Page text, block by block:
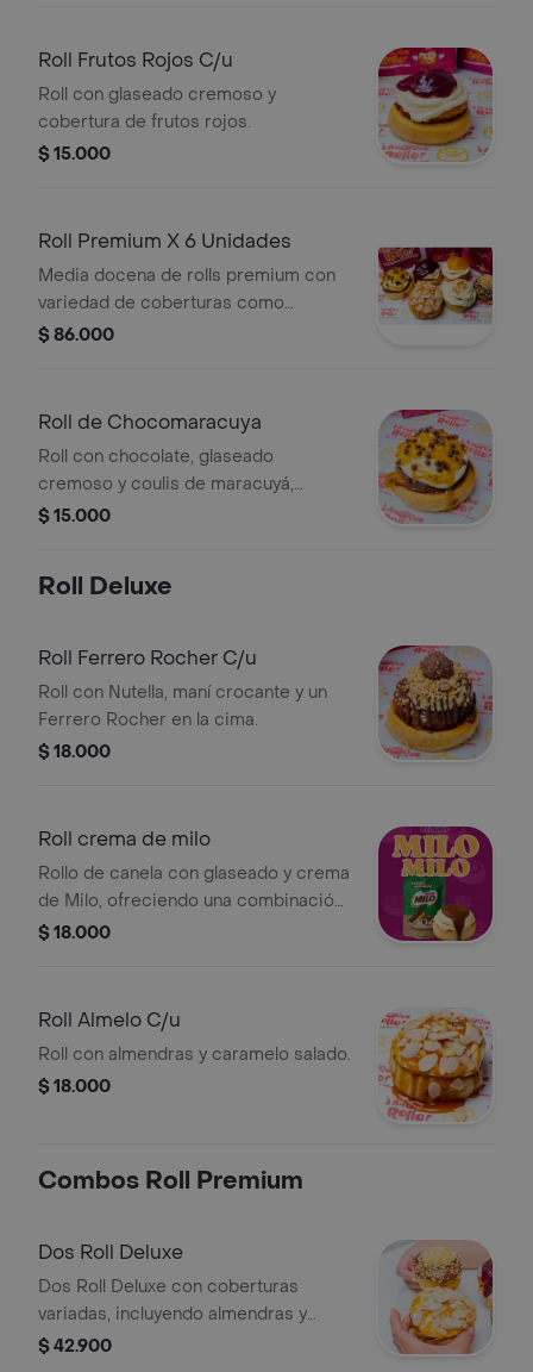
Roll Frutos Rojos C/u
Roll con glaseado cremoso y
cobertura de frutos rojos.
$ 15.000
Roll Premium X 6 Unidades
Media docena de rolls premium con
variedad de coberturas como
almendras, chocolate y frutas.
$ 86.000
Roll de Chocomaracuya
Roll con chocolate, glaseado
cremoso y coulis de maracuyá,
decorado con chispas de chocolate.
$ 15.000
Roll Deluxe
Roll Ferrero Rocher C/u
Roll con Nutella, maní crocante y un
Ferrero Rocher en la cima.
$ 18.000
Roll crema de milo
Rollo de canela con glaseado y crema
de Milo, ofreciendo una combinación
dulce y crocante.
$ 18.000
Roll Almelo C/u
Roll con almendras y caramelo salado.
$ 18.000
Combos Roll Premium
Dos Roll Deluxe
Dos Roll Deluxe con coberturas
variadas, incluyendo almendras y
chocolate. Incluye bebida refrescante
$ 42.900